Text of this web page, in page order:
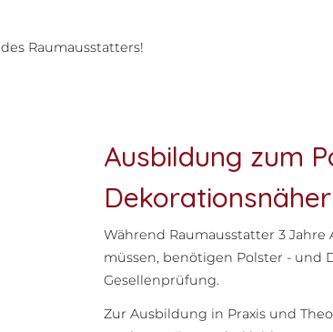
Raumausstatters!
Ausbildung zum
Dekorationsnäher
Während Raumausstatter 3
müssen, benötigen Polster - und
Gesellenprüfung.
Zur Ausbildung in Praxis und